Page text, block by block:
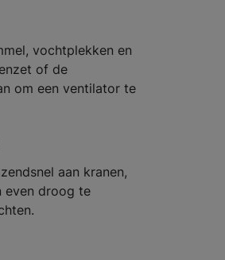
vochtplekken en
of de
om een ventilator te
aan kranen,
even droog te